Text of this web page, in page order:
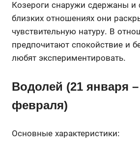
Козероги снаружи сдержаны и
близких отношениях они
чувствительную натуру. В
предпочитают спокойствие и
любят экспериментировать.
Водолей (21 января
февраля)
Основные характеристики: